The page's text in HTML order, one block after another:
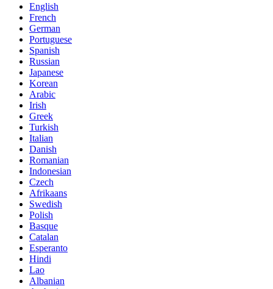
English
French
German
Portuguese
Spanish
Russian
Japanese
Korean
Arabic
Irish
Greek
Turkish
Italian
Danish
Romanian
Indonesian
Czech
Afrikaans
Swedish
Polish
Basque
Catalan
Esperanto
Hindi
Lao
Albanian